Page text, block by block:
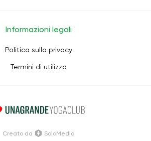
Informazioni legali
Politica sulla privacy
Termini di utilizzo
Creato da SoloMedia